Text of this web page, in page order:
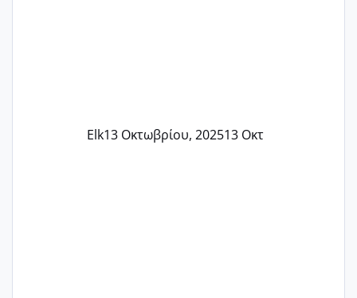
Elk13 Οκτωβρίου, 202513 Οκτ